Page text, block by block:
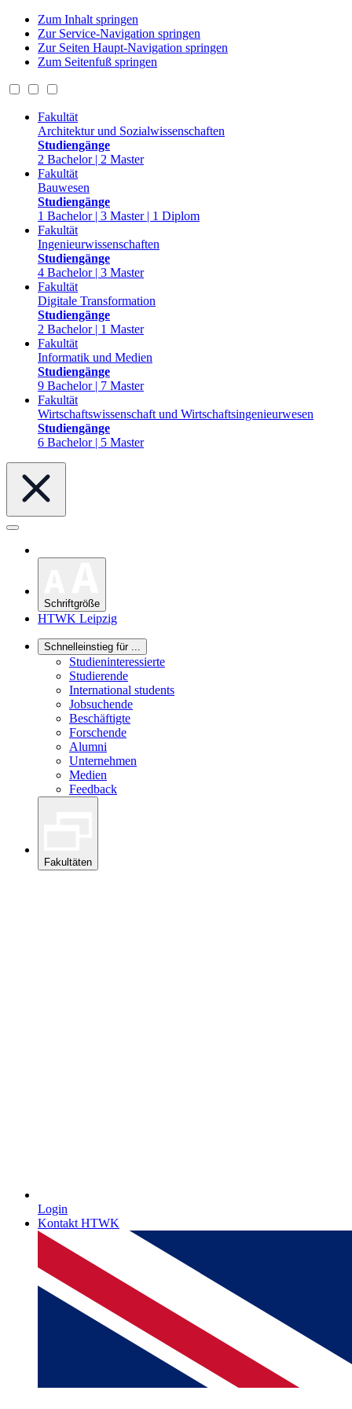
Zum Inhalt springen
Zur Service-Navigation springen
Zur Seiten Haupt-Navigation springen
Zum Seitenfuß springen
Fakultät
Architektur und Sozialwissenschaften
Studiengänge
2 Bachelor | 2 Master
Fakultät
Bauwesen
Studiengänge
1 Bachelor | 3 Master | 1 Diplom
Fakultät
Ingenieurwissenschaften
Studiengänge
4 Bachelor | 3 Master
Fakultät
Digitale Transformation
Studiengänge
2 Bachelor | 1 Master
Fakultät
Informatik und Medien
Studiengänge
9 Bachelor | 7 Master
Fakultät
Wirtschaftswissenschaft und Wirtschaftsingenieurwesen
Studiengänge
6 Bachelor | 5 Master
Schriftgröße
HTWK Leipzig
Schnelleinstieg für ...
Studieninteressierte
Studierende
International students
Jobsuchende
Beschäftigte
Forschende
Alumni
Unternehmen
Medien
Feedback
Fakultäten
Login
Kontakt HTWK